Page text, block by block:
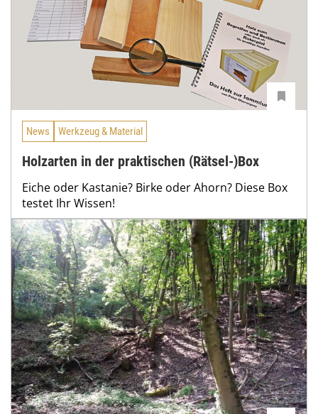
News Werkzeug & Material
Holzarten in der praktischen (Rätsel-)Box
Eiche oder Kastanie? Birke oder Ahorn? Diese Box
testet Ihr Wissen!